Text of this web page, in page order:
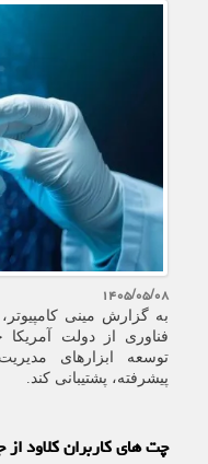
۱۴۰۵/۰۵/۰۸
فناوری از دولت آمریکا
توسعه ابزارهای
پیشرفته، پشتیبانی کند.
چت های کاربران کلاود